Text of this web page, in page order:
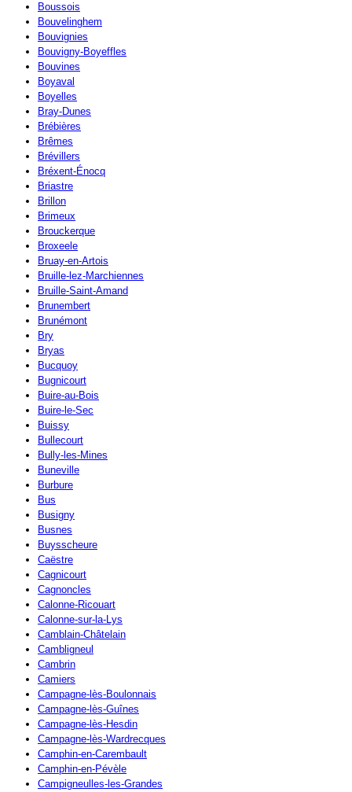
Boussois
Bouvelinghem
Bouvignies
Bouvigny-Boyeffles
Bouvines
Boyaval
Boyelles
Bray-Dunes
Brébières
Brêmes
Brévillers
Bréxent-Énocq
Briastre
Brillon
Brimeux
Brouckerque
Broxeele
Bruay-en-Artois
Bruille-lez-Marchiennes
Bruille-Saint-Amand
Brunembert
Brunémont
Bry
Bryas
Bucquoy
Bugnicourt
Buire-au-Bois
Buire-le-Sec
Buissy
Bullecourt
Bully-les-Mines
Buneville
Burbure
Bus
Busigny
Busnes
Buysscheure
Caëstre
Cagnicourt
Cagnoncles
Calonne-Ricouart
Calonne-sur-la-Lys
Camblain-Châtelain
Cambligneul
Cambrin
Camiers
Campagne-lès-Boulonnais
Campagne-lès-Guînes
Campagne-lès-Hesdin
Campagne-lès-Wardrecques
Camphin-en-Carembault
Camphin-en-Pévèle
Campigneulles-les-Grandes